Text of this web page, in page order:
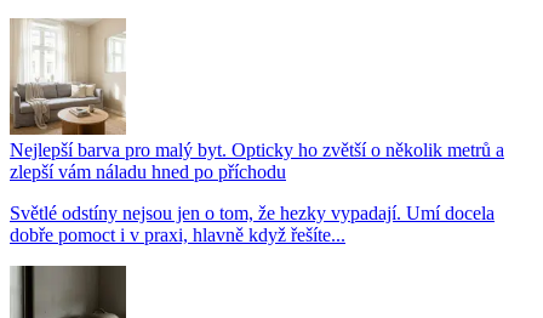
Nejlepší barva pro malý byt. Opticky ho zvětší o několik metrů a
zlepší vám náladu hned po příchodu
Světlé odstíny nejsou jen o tom, že hezky vypadají. Umí docela
dobře pomoct i v praxi, hlavně když řešíte...